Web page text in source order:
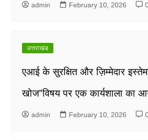
admin February 10, 2026
उत्तराखंड
एआई के सुरक्षित और ज़िम्मेदार
खोज”विषय पर एक कार्यशाला का
admin February 10, 2026